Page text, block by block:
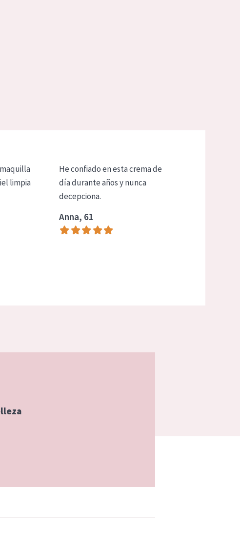
limpia
He confiado en esta crema de
día durante años y nunca
decepciona.
Anna, 61